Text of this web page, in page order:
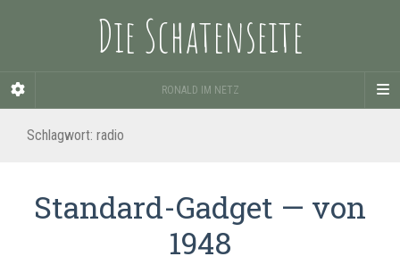
Die Schatenseite
RONALD IM NETZ
Schlagwort: radio
Standard-Gadget — von
1948